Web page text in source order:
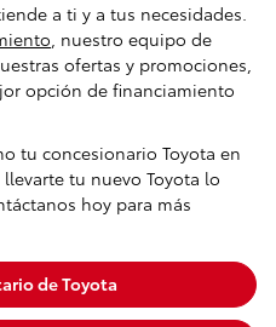
a ti y a tus necesidades.
, nuestro equipo de
ofertas y promociones,
opción de financiamiento
tu concesionario Toyota en
tu nuevo Toyota lo
hoy para más
de Toyota